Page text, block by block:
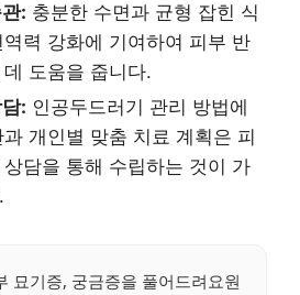
: 충분한 수면과 균형 잡힌 식
력 강화에 기여하여 피부 반
도움을 줍니다.
: 인공두드러기 관리 방법에
개인별 맞춤 치료 계획은 피
담을 통해 수립하는 것이 가
묘기증, 궁금증을 풀어드려요원